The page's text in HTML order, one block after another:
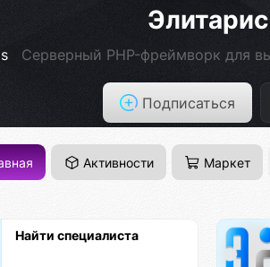
Элитарис
Серверный PHP-фреймворк для
Подписаться
Активности Маркет
Найти специалиста